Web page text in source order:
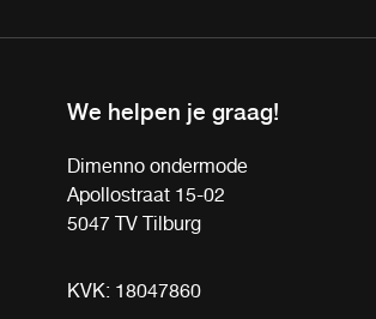
We helpen je graag!
Dimenno ondermode
Apollostraat 15-02
5047 TV Tilburg
KVK: 18047860